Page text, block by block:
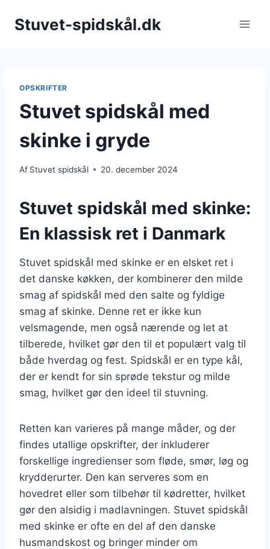
Stuvet-spidskål.dk
OPSKRIFTER
Stuvet spidskål med
skinke i gryde
Af Stuvet spidskål 20. december 2024
Stuvet spidskål med skinke:
En klassisk ret i Danmark
Stuvet spidskål med skinke er en elsket ret i
det danske køkken, der kombinerer den milde
smag af spidskål med den salte og fyldige
smag af skinke. Denne ret er ikke kun
velsmagende, men også nærende og let at
tilberede, hvilket gør den til et populært valg til
både hverdag og fest. Spidskål er en type kål,
der er kendt for sin sprøde tekstur og milde
smag, hvilket gør den ideel til stuvning.
Retten kan varieres på mange måder, og der
findes utallige opskrifter, der inkluderer
forskellige ingredienser som fløde, smør, løg og
krydderurter. Den kan serveres som en
hovedret eller som tilbehør til kødretter, hvilket
gør den alsidig i madlavningen. Stuvet spidskål
med skinke er ofte en del af den danske
husmandskost og bringer minder om